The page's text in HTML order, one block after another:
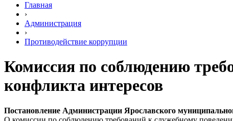
Главная
›
Администрация
›
Противодействие коррупции
Комиссия по соблюдению
конфликта интересов
Постановление Администрации Ярославского